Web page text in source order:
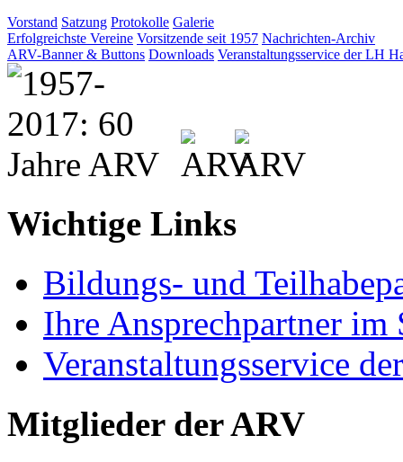
Vorstand Satzung Protokolle Galerie
Erfolgreichste Vereine Vorsitzende seit 1957 Nachrichten-Archiv
ARV-Banner & Buttons Downloads Veranstaltungsservice der LH
Wichtige Links
Bildungs- und
Ihre Ansprechpartner
Veranstaltungsservice
Mitglieder der ARV